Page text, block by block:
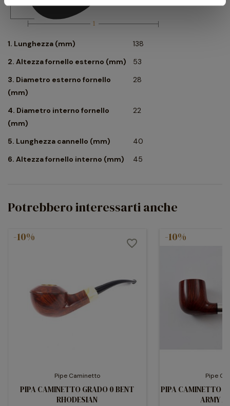
1. Lunghezza (mm)
138
2. Altezza fornello esterno (mm)
53
3. Diametro esterno fornello
(mm)
28
4. Diametro interno fornello
(mm)
22
5. Lunghezza cannello (mm)
40
6. Altezza fornello interno (mm)
45
Potrebbero interessarti anche
-10%
Pipe Caminetto
PIPA CAMINETTO GRADO 0 BENT
RHODESIAN
favorite_border -10%
Pipe
PIPA CAMINETTO
ARMY